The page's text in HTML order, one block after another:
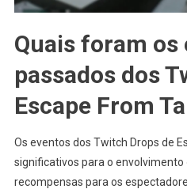
Quais foram os
passados dos
Escape From
Os eventos dos Twitch Drops de
significativos para o
recompensas para os